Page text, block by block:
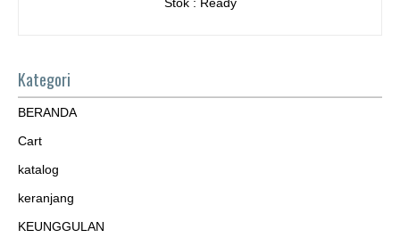
Kategori
BERANDA
Cart
katalog
keranjang
KEUNGGULAN